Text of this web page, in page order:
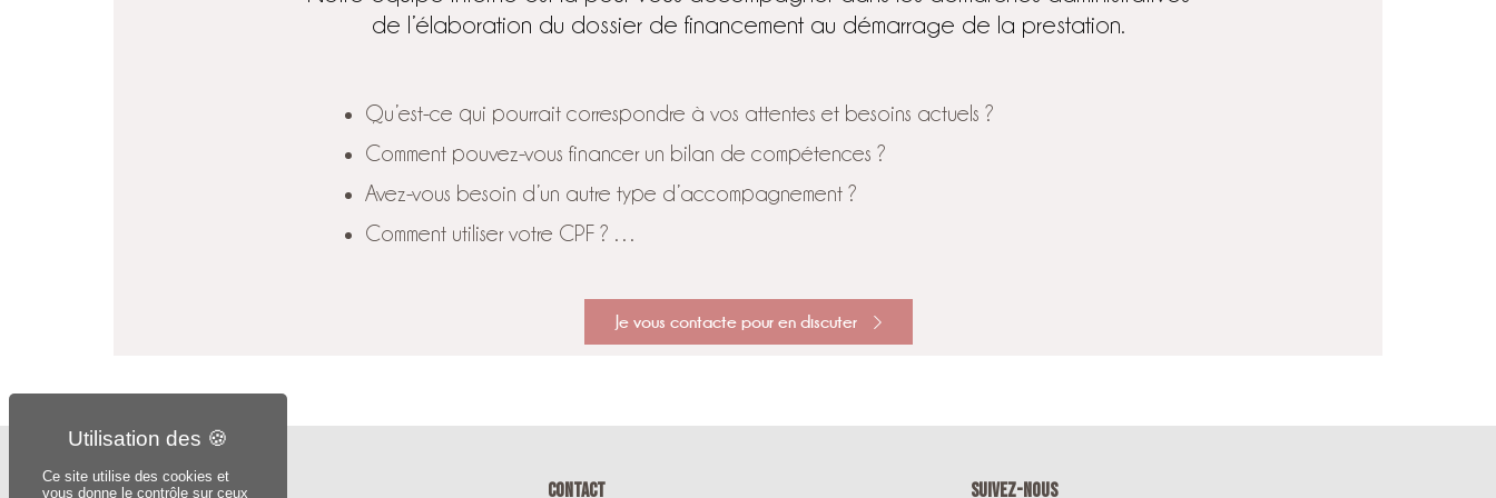
de l’élaboration du dossier de financement au démarrage de la prestation.
Qu’est-ce qui pourrait correspondre à vos attentes et besoins actuels ?
Comment pouvez-vous financer un bilan de compétences ?
Avez-vous besoin d’un autre type d’accompagnement ?
Comment utiliser votre CPF ? …
Je vous contacte pour en discuter
SIÈGE SOCIAL CONTACT SUIVEZ-NOUS
Ce site utilise des cookies et
vous donne le contrôle sur ceux